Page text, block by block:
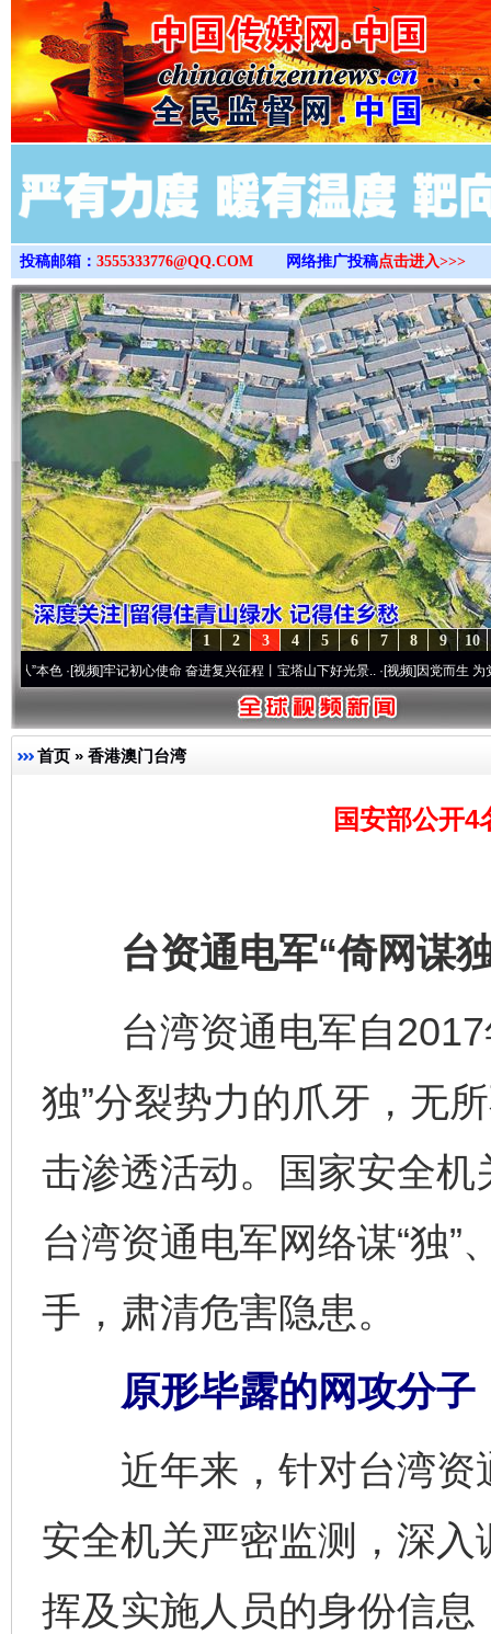
>
投稿邮箱： 3555333776@QQ.COM 网络推广投稿点击进入>>>
10
9
8
7
6
5
4
3
2
1
牢记初心使命 奋进复兴征程丨宝塔山下好光景..·[视频]因党而生 为党而战——百
首页 » 香港澳门台湾
国安部公开4
台资通电军“倚网谋独
台湾资通电军自2017
独”分裂势力的爪牙，无
击渗透活动。国家安全
台湾资通电军网络谋“独
手，肃清危害隐患。
原形毕露的网攻分子
近年来，针对台湾资
安全机关严密监测，深
挥及实施人员的身份信息